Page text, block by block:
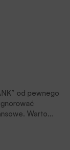
od pewnego
Warto
które
wydarzeń i